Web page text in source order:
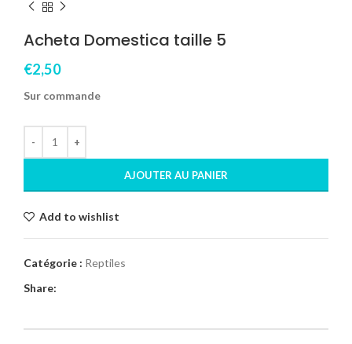
Acheta Domestica taille 5
€2,50
Sur commande
AJOUTER AU PANIER
Add to wishlist
Catégorie : Reptiles
Share: